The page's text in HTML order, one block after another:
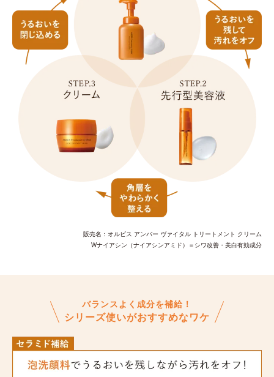
販売名：オルビス アンバー ヴァイタル トリートメント クリーム
Wナイアシン（ナイアシンアミド）＝シワ改善・美白有効成分
バランスよく成分を補給！
シリーズ使いがおすすめなワケ